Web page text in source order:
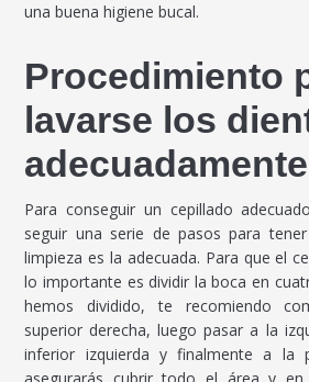
una buena higiene bucal.
Procedimiento
lavarse los
adecuadamente
Para conseguir un cepillado
seguir una serie de pasos para
limpieza es la adecuada. Para que el
lo importante es dividir la boca en
hemos dividido, te recomiendo
superior derecha, luego pasar a la
inferior izquierda y finalmente a la